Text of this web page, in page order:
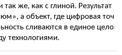
же, как с глиной. Результат
а объект, где цифровая точ
сливаются в единое цело
технологиями.